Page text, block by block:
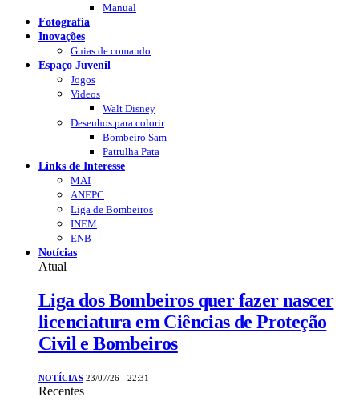
Manual
Fotografia
Inovações
Guias de comando
Espaço Juvenil
Jogos
Videos
Walt Disney
Desenhos para colorir
Bombeiro Sam
Patrulha Pata
Links de Interesse
MAI
ANEPC
Liga de Bombeiros
INEM
ENB
Notícias
Atual
Liga dos Bombeiros quer fazer nascer
licenciatura em Ciências de Proteção
Civil e Bombeiros
NOTÍCIAS 23/07/26 - 22:31
Recentes